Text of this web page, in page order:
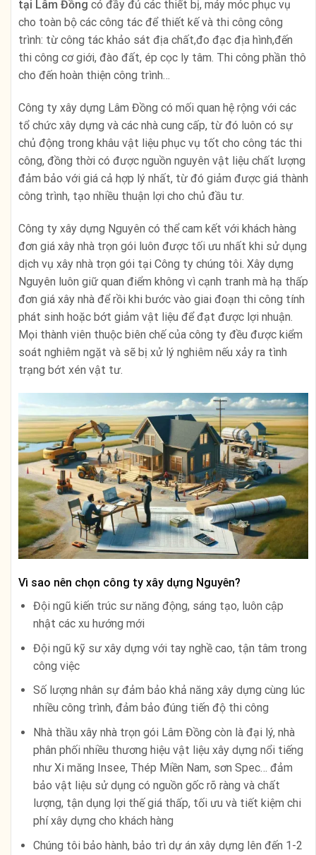
tại Lâm Đồng có đầy đủ các thiết bị, máy móc phục vụ
cho toàn bộ các công tác để thiết kế và thi công công
trình: từ công tác khảo sát địa chất,đo đạc địa hình,đến
thi công cơ giới, đào đất, ép cọc ly tâm. Thi công phần thô
cho đến hoàn thiện công trình…
Công ty xây dựng Lâm Đồng có mối quan hệ rộng với các
tổ chức xây dựng và các nhà cung cấp, từ đó luôn có sự
chủ động trong khâu vật liệu phục vụ tốt cho công tác thi
công, đồng thời có được nguồn nguyên vật liệu chất lượng
đảm bảo với giá cả hợp lý nhất, từ đó giảm được giá thành
công trình, tạo nhiều thuận lợi cho chủ đầu tư.
Công ty xây dựng Nguyên có thể cam kết với khách hàng
đơn giá xây nhà trọn gói luôn được tối ưu nhất khi sử dụng
dịch vụ xây nhà trọn gói tại Công ty chúng tôi. Xây dựng
Nguyên luôn giữ quan điểm không vì cạnh tranh mà hạ thấp
đơn giá xây nhà để rồi khi bước vào giai đoạn thi công tính
phát sinh hoặc bớt giảm vật liệu để đạt được lợi nhuận.
Mọi thành viên thuộc biên chế của công ty đều được kiểm
soát nghiêm ngặt và sẽ bị xử lý nghiêm nếu xảy ra tình
trạng bớt xén vật tư.
Vì sao nên chọn công ty xây dựng Nguyên?
Đội ngũ kiến trúc sư năng động, sáng tạo, luôn cập
nhật các xu hướng mới
Đội ngũ kỹ sư xây dựng với tay nghề cao, tận tâm trong
công việc
Số lượng nhân sự đảm bảo khả năng xây dựng cùng lúc
nhiều công trình, đảm bảo đúng tiến độ thi công
Nhà thầu xây nhà trọn gói Lâm Đồng còn là đại lý, nhà
phân phối nhiều thương hiệu vật liệu xây dựng nổi tiếng
như Xi măng Insee, Thép Miền Nam, sơn Spec… đảm
bảo vật liệu sử dụng có nguồn gốc rõ ràng và chất
lượng, tận dụng lợi thế giá thấp, tối ưu và tiết kiệm chi
phí xây dựng cho khách hàng
Chúng tôi bảo hành, bảo trì dự án xây dựng lên đến 1-2